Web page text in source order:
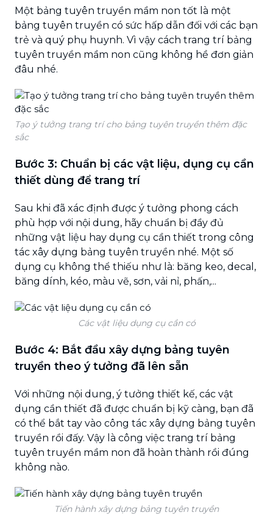
Một bảng tuyên truyền mầm non tốt là một
bảng tuyên truyền có sức hấp dẫn đối với các bạn
trẻ và quý phụ huynh. Vì vậy cách trang trí bảng
tuyên truyền mầm non cũng không hề đơn giản
đâu nhé.
Tạo ý tưởng trang trí cho bảng tuyên truyền thêm đặc
sắc
Bước 3: Chuẩn bị các vật liệu, dụng cụ cần
thiết dùng để trang trí
Sau khi đã xác định được ý tưởng phong cách
phù hợp với nội dung, hãy chuẩn bị đầy đủ
những vật liệu hay dụng cụ cần thiết trong công
tác xây dựng bảng tuyên truyền nhé. Một số
dụng cụ không thể thiếu như là: băng keo, decal,
băng dính, kéo, màu vẽ, sơn, vải nỉ, phấn,...
Các vật liệu dụng cụ cần có
Bước 4: Bắt đầu xây dựng bảng tuyên
truyền theo ý tưởng đã lên sẵn
Với những nội dung, ý tưởng thiết kế, các vật
dụng cần thiết đã được chuẩn bị kỹ càng, bạn đã
có thể bắt tay vào công tác xây dựng bảng tuyên
truyền rồi đấy. Vậy là công việc trang trí bảng
tuyên truyền mầm non đã hoàn thành rồi đúng
không nào.
Tiến hành xây dựng bảng tuyên truyền